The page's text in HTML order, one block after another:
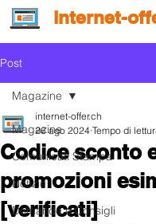
internet-
Post
Magazine
Comunicati Stampa
Notizie
Domande e Consigli
Magazine
Codice sconto
promozioni
[verificati]
internet-offer.ch
26 ago 2024 Tempo di